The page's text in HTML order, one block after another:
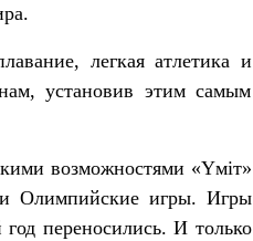
легкая атлетика и
установив этим самым
возможностями «Үміт»
и Олимпийские игры. Игры
переносились. И только